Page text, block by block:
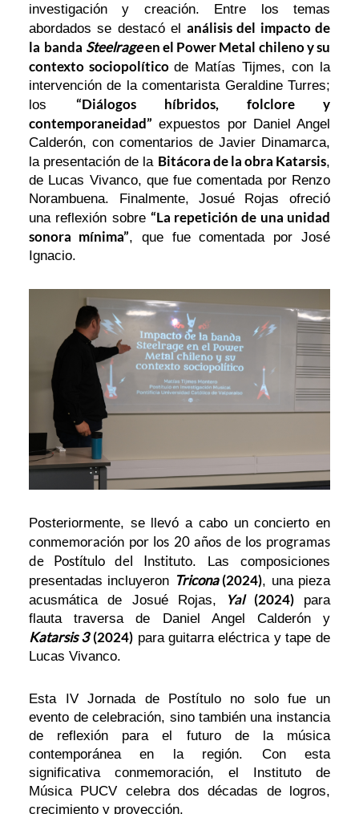
investigación y creación. Entre los temas
abordados se destacó elanálisis del impacto de
la banda Steelrageen el Power Metal chileno y su
contexto sociopolíticode Matías Tijmes, con la
intervención de la comentarista Geraldine Turres;
los“Diálogos híbridos, folclore y
contemporaneidad” expuestos por Daniel Angel
Calderón, con comentarios de Javier Dinamarca,
la presentación de la Bitácora de la obra Katarsis,
de Lucas Vivanco, que fue comentada por Renzo
Norambuena. Finalmente, Josué Rojas ofreció
una reflexión sobre “La repetición de una unidad
sonora mínima”, que fue comentada por José
Ignacio.
Posteriormente, se llevó a cabo un concierto en
conmemoración por los 20 años de los programas
de Postítulo del Instituto. Las composiciones
presentadas incluyeron Tricona(2024), una pieza
acusmática de Josué Rojas,
Yal(2024)para
flauta traversa de Daniel Angel Calderón y
Katarsis 3 (2024) para guitarra eléctrica y tape de
Lucas Vivanco.
Esta IV Jornada de Postítulo no solo fue un
evento de celebración, sino también una instancia
de reflexión para el futuro de la música
contemporánea en la región. Con esta
significativa conmemoración, el Instituto de
Música PUCV celebra dos décadas de logros,
crecimiento y proyección.